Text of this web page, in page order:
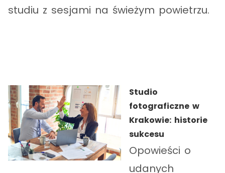
studiu z sesjami na świeżym powietrzu.
Studio
fotograficzne w
Krakowie: historie
sukcesu
Opowieści o
udanych